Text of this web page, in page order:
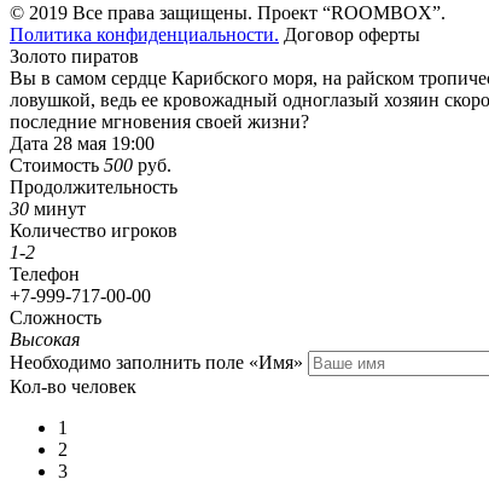
© 2019 Все права защищены. Проект “ROOMBOX”.
Политика конфиденциальности. Договор оферты
Золото пиратов
Вы в самом сердце Карибского моря, на райском
ловушкой, ведь ее кровожадный одноглазый хозяин
последние мгновения своей жизни?
Дата 28 мая 19:00
Стоимость 500 руб.
Продолжительность
30 минут
Количество игроков
1-2
Телефон
+7-999-717-00-00
Сложность
Высокая
Необходимо заполнить поле «Имя»
Кол-во человек
1
2
3